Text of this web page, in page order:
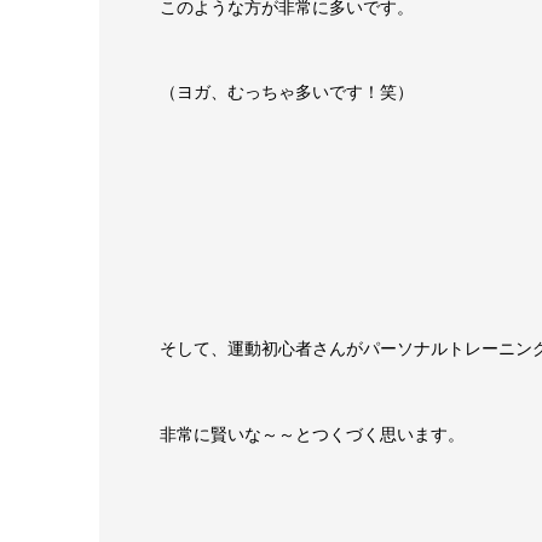
このような方が非常に多いです。
（ヨガ、むっちゃ多いです！笑）
そして、運動初心者さんがパーソナルトレーニン
非常に賢いな～～とつくづく思います。